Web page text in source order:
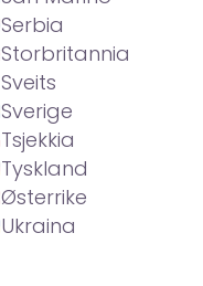
Serbia
Storbritannia
Sveits
Sverige
Tsjekkia
Tyskland
Østerrike
Ukraina